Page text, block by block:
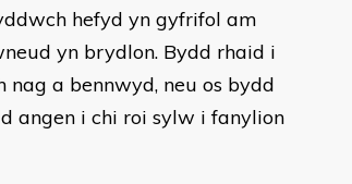
hefyd yn gyfrifol am
yn brydlon. Bydd rhaid i
a bennwyd, neu os bydd
angen i chi roi sylw i fanylion